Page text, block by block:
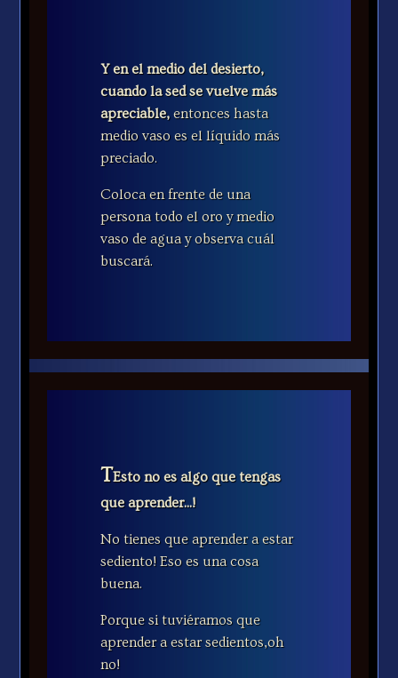
Y en el medio del desierto,
cuando la sed se vuelve más
apreciable,entonces hasta
medio vaso es el líquido más
preciado.
Coloca en frente de una
persona todo el oro y medio
vaso de agua y observa cuál
buscará.
TEsto no es algo que tengas
que aprender...!
No tienes que aprender a estar
sediento! Eso es una cosa
buena.
Porque si tuviéramos que
aprender a estar sedientos,oh
no!